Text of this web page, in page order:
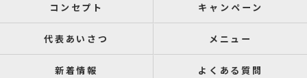
コンセプト キャンペーン
代表あいさつ メニュー
新着情報 よくある質問